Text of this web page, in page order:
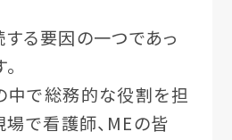
る要因の一つであっ
中で総務的な役割を担
場で看護師、MEの皆